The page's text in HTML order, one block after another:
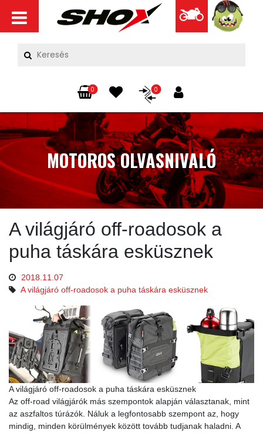
0 0
MOTOROS OLVASNIVALÓ
A világjáró off-roadosok a
puha táskára esküsznek
2018.11.07
A világjáró off-roadosok a puha táskára esküsznek
A világjáró off-roadosok a puha táskára esküsznek
Az off-road világjárók más szempontok alapján választanak, mint
az aszfaltos túrázók. Náluk a legfontosabb szempont az, hogy
mindig, minden körülmények között tovább tudjanak haladni. A